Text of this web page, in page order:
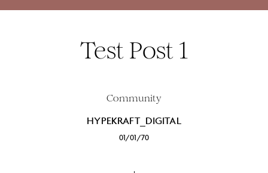
Test Post 1
Community
HYPEKRAFT_DIGITAL
01/01/70